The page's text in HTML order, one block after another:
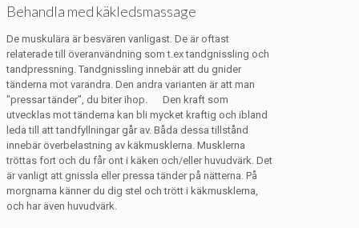
Behandla med käkledsmassage
De muskulära är besvären vanligast. De är oftast
relaterade till överanvändning som t.ex tandgnissling och
tandpressning. Tandgnissling innebär att du gnider
tänderna mot varandra. Den andra varianten är att man
"pressar tänder", du biter ihop. Den kraft som
utvecklas mot tänderna kan bli mycket kraftig och ibland
leda till att tandfyllningar går av. Båda dessa tillstånd
innebär överbelastning av käkmusklerna. Musklerna
tröttas fort och du får ont i käken och/eller huvudvärk. Det
är vanligt att gnissla eller pressa tänder på nätterna. På
morgnarna känner du dig stel och trött i käkmusklerna,
och har även huvudvärk.